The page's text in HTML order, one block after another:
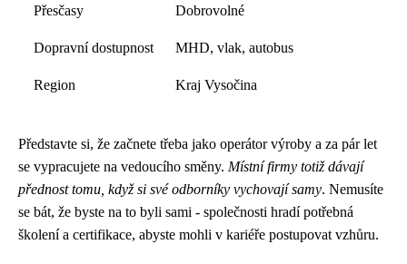
Přesčasy Dobrovolné
Dopravní dostupnost MHD, vlak, autobus
Region Kraj Vysočina
Představte si, že začnete třeba jako operátor výroby a za pár let
se vypracujete na vedoucího směny. Místní firmy totiž dávají
přednost tomu, když si své odborníky vychovají samy. Nemusíte
se bát, že byste na to byli sami - společnosti hradí potřebná
školení a certifikace, abyste mohli v kariéře postupovat vzhůru.